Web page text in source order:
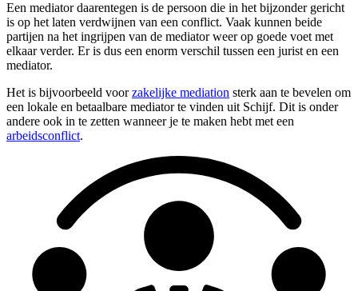
Een mediator daarentegen is de persoon die in het bijzonder gericht
is op het laten verdwijnen van een conflict. Vaak kunnen beide
partijen na het ingrijpen van de mediator weer op goede voet met
elkaar verder. Er is dus een enorm verschil tussen een jurist en een
mediator.
Het is bijvoorbeeld voorzakelijke mediation sterk aan te bevelen om
een lokale en betaalbare mediator te vinden uit Schijf. Dit is onder
andere ook in te zetten wanneer je te maken hebt met een
arbeidsconflict.